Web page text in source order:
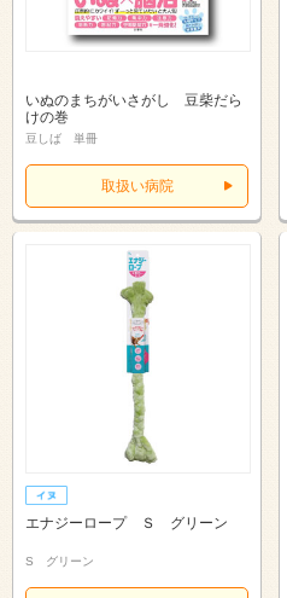
いぬのまちがいさがし 豆柴だら
けの巻
豆しば 単冊
取扱い病院
エナジーロープ Ｓ グリーン
S グリーン